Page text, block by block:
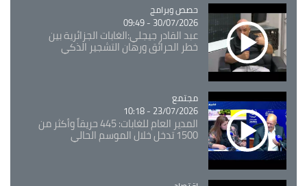
Catégorie
حصص وبرامج
30/07/2026 - 09:49
عبد القادر جيجلي:الغابات الجزائرية بين
خطر الحرائق ورهان التشجير الذكي
Catégorie
مجتمع
23/07/2026 - 10:18
المدير العام للغابات: 445 حريقاً وأكثر من
1500 تدخل خلال الموسم الحالي